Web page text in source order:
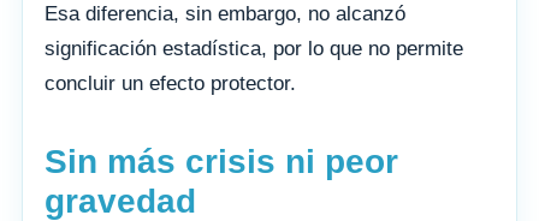
Esa diferencia, sin embargo, no alcanzó
significación estadística, por lo que no permite
concluir un efecto protector.
Sin más crisis ni peor
gravedad